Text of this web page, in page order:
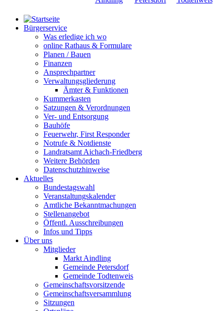
Bürgerservice
Was erledige ich wo
online Rathaus & Formulare
Planen / Bauen
Finanzen
Ansprechpartner
Verwaltungsgliederung
Ämter & Funktionen
Kummerkasten
Satzungen & Verordnungen
Ver- und Entsorgung
Bauhöfe
Feuerwehr, First Responder
Notrufe & Notdienste
Landratsamt Aichach-Friedberg
Weitere Behörden
Datenschutzhinweise
Aktuelles
Bundestagswahl
Veranstaltungskalender
Amtliche Bekanntmachungen
Stellenangebot
Öffentl. Ausschreibungen
Infos und Tipps
Über uns
Mitglieder
Markt Aindling
Gemeinde Petersdorf
Gemeinde Todtenweis
Gemeinschaftsvorsitzende
Gemeinschaftsversammlung
Sitzungen